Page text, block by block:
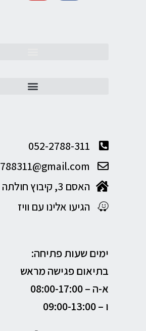
052-2788-311
788311@gmail.com
האסם 3, קיבוץ חולתה
הגיעו אלינו עם וויז
ימים שעות פתיחה:
בתיאום פגישה מראש
א-ה –08:00-17:00
ו – 09:00-13:00